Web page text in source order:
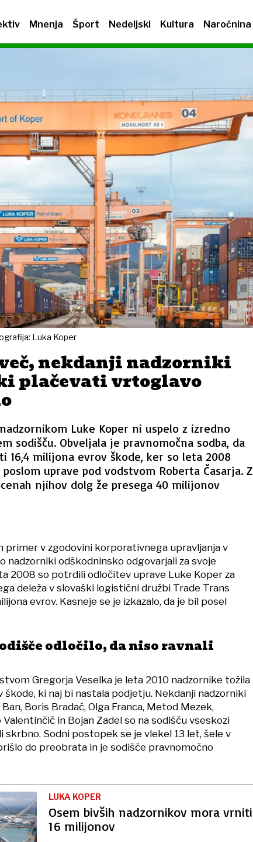
Mnenja Šport Nedeljski Kultura Naročnina
Luka Koper
nekdanji nadzorniki
plačevati vrtoglavo
Luke Koper ni uspelo z izredno
sodišču. Obveljala je pravnomočna sodba, da
16,4 milijona evrov škode, ker so leta 2008
uprave pod vodstvom Roberta Časarja. Z
njihov dolg že presega 40 milijonov
primer v zgodovini korporativnega upravljanja v
nadzorniki odškodninsko odgovarjali za svoje
2008 so potrdili odločitev uprave Luke Koper za
deleža v slovaški logistični družbi Trade Trans
evrov. Kasneje se je izkazalo, da je bil posel
odločilo, da niso ravnali
Gregorja Veselka je leta 2010 nadzornike tožila
škode, ki naj bi nastala podjetju. Nekdanji nadzorniki
Boris Bradač, Olga Franca, Metod Mezek,
in Bojan Zadel so na sodišču vseskozi
skrbno. Sodni postopek se je vlekel 13 let, šele v
do preobrata in je sodišče pravnomočno
LUKA KOPER
Osem bivših nadzornikov mora vrniti
16 milijonov